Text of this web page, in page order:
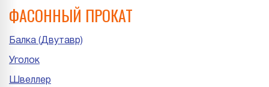
ФАСОННЫЙ ПРОКАТ
Балка (Двутавр)
Уголок
Швеллер